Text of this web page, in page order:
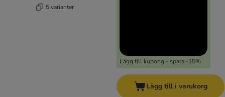
5 varianter
Lägg till kupong - spara -15%
Lägg till i varukorg